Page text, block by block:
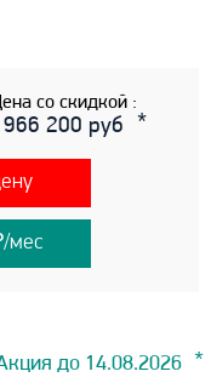
со скидкой :
966 200 руб
мес
до 14.08.2026